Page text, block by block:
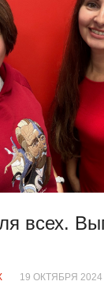
всех.
19 ОКТЯБРЯ 2024